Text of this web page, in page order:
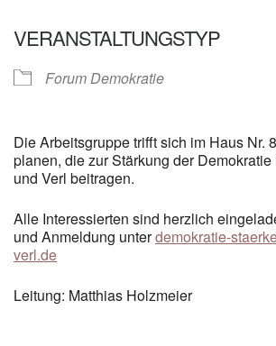
VERANSTALTUNGSTYP
Forum Demokratie
Die Arbeitsgruppe trifft sich im Haus Nr.
planen, die zur Stärkung der
und Verl beitragen.
Alle Interessierten sind herzlich
und Anmeldung unterdemokratie-
verl.de
Leitung: Matthias Holzmeier